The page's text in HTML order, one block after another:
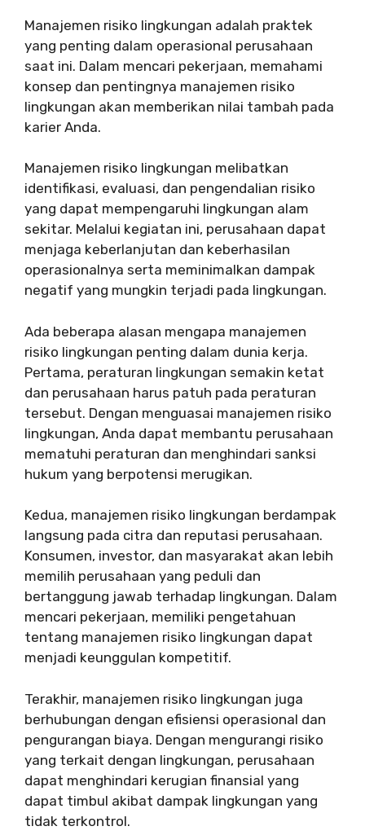
Manajemen risiko lingkungan adalah praktek
yang penting dalam operasional perusahaan
saat ini. Dalam mencari pekerjaan, memahami
konsep dan pentingnya manajemen risiko
lingkungan akan memberikan nilai tambah pada
karier Anda.
Manajemen risiko lingkungan melibatkan
identifikasi, evaluasi, dan pengendalian risiko
yang dapat mempengaruhi lingkungan alam
sekitar. Melalui kegiatan ini, perusahaan dapat
menjaga keberlanjutan dan keberhasilan
operasionalnya serta meminimalkan dampak
negatif yang mungkin terjadi pada lingkungan.
Ada beberapa alasan mengapa manajemen
risiko lingkungan penting dalam dunia kerja.
Pertama, peraturan lingkungan semakin ketat
dan perusahaan harus patuh pada peraturan
tersebut. Dengan menguasai manajemen risiko
lingkungan, Anda dapat membantu perusahaan
mematuhi peraturan dan menghindari sanksi
hukum yang berpotensi merugikan.
Kedua, manajemen risiko lingkungan berdampak
langsung pada citra dan reputasi perusahaan.
Konsumen, investor, dan masyarakat akan lebih
memilih perusahaan yang peduli dan
bertanggung jawab terhadap lingkungan. Dalam
mencari pekerjaan, memiliki pengetahuan
tentang manajemen risiko lingkungan dapat
menjadi keunggulan kompetitif.
Terakhir, manajemen risiko lingkungan juga
berhubungan dengan efisiensi operasional dan
pengurangan biaya. Dengan mengurangi risiko
yang terkait dengan lingkungan, perusahaan
dapat menghindari kerugian finansial yang
dapat timbul akibat dampak lingkungan yang
tidak terkontrol.